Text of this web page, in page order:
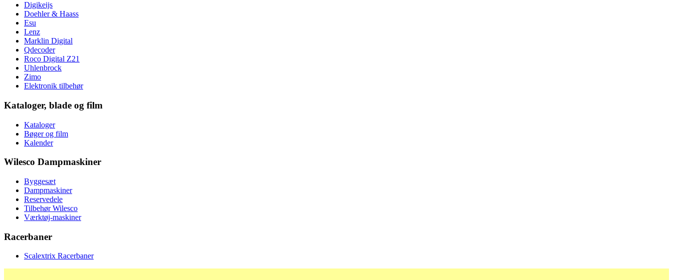
Digikeijs
Doehler & Haass
Esu
Lenz
Marklin Digital
Qdecoder
Roco Digital Z21
Uhlenbrock
Zimo
Elektronik tilbehør
Kataloger, blade og film
Kataloger
Bøger og film
Kalender
Wilesco Dampmaskiner
Byggesæt
Dampmaskiner
Reservedele
Tilbehør Wilesco
Værktøj-maskiner
Racerbaner
Scalextrix Racerbaner